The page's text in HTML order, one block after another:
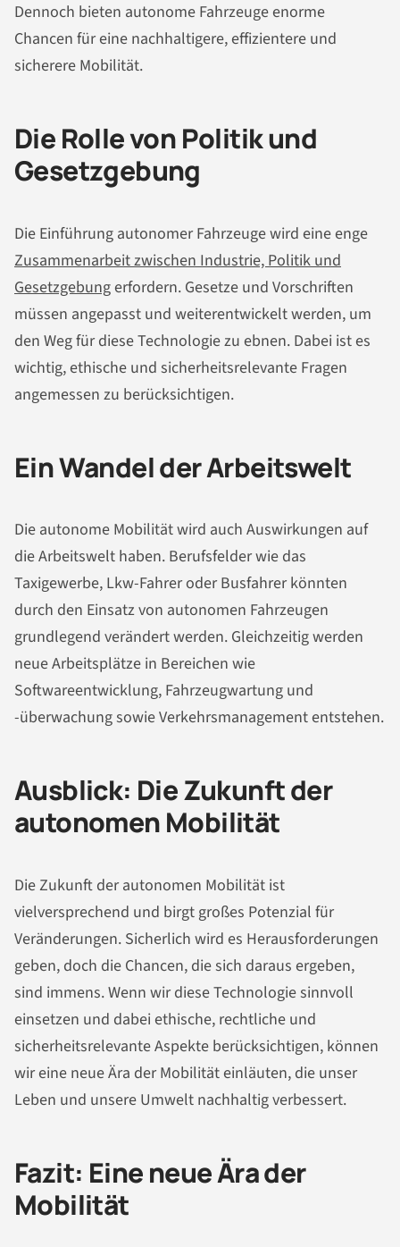
Dennoch bieten autonome Fahrzeuge enorme
Chancen für eine nachhaltigere, effizientere und
sicherere Mobilität.
Die Rolle von Politik und
Gesetzgebung
Die Einführung autonomer Fahrzeuge wird eine enge
Zusammenarbeit zwischen Industrie, Politik und
Gesetzgebungerfordern. Gesetze und Vorschriften
müssen angepasst und weiterentwickelt werden, um
den Weg für diese Technologie zu ebnen. Dabei ist es
wichtig, ethische und sicherheitsrelevante Fragen
angemessen zu berücksichtigen.
Ein Wandel der Arbeitswelt
Die autonome Mobilität wird auch Auswirkungen auf
die Arbeitswelt haben. Berufsfelder wie das
Taxigewerbe, Lkw-Fahrer oder Busfahrer könnten
durch den Einsatz von autonomen Fahrzeugen
grundlegend verändert werden. Gleichzeitig werden
neue Arbeitsplätze in Bereichen wie
Softwareentwicklung, Fahrzeugwartung und
-überwachung sowie Verkehrsmanagement entstehen.
Ausblick: Die Zukunft der
autonomen Mobilität
Die Zukunft der autonomen Mobilität ist
vielversprechend und birgt großes Potenzial für
Veränderungen. Sicherlich wird es Herausforderungen
geben, doch die Chancen, die sich daraus ergeben,
sind immens. Wenn wir diese Technologie sinnvoll
einsetzen und dabei ethische, rechtliche und
sicherheitsrelevante Aspekte berücksichtigen, können
wir eine neue Ära der Mobilität einläuten, die unser
Leben und unsere Umwelt nachhaltig verbessert.
Fazit: Eine neue Ära der
Mobilität